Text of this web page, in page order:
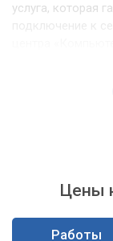
услуга, которая
стабильную
Более того,
Обращайтесь
Мастер»
Сервисный
Цены
Работы